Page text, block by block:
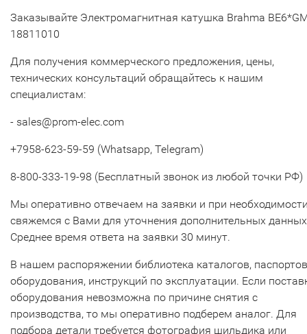
Заказывайте Электромагнитная катушка Brahma
18811010
Для получения коммерческого предложения, цены,
технических консультаций обращайтесь к нашим
специалистам:
- sales@prom-elec.com
+7958-623-59-59 (Whatsapp, Telegram)
8-800-333-19-98 (Бесплатный звонок из любой точки РФ)
Мы оперативно отвечаем на заявки и при
свяжемся с Вами для уточнения дополнительных
Среднее время ответа на заявки 30 минут.
В нашем распоряжении библиотека каталогов, паспортов
оборудования, инструкций по эксплуатации. Если
оборудования невозможна по причине снятия с
производства, то мы оперативно подберем аналог. Для
подбора детали требуется фотография шильдика или